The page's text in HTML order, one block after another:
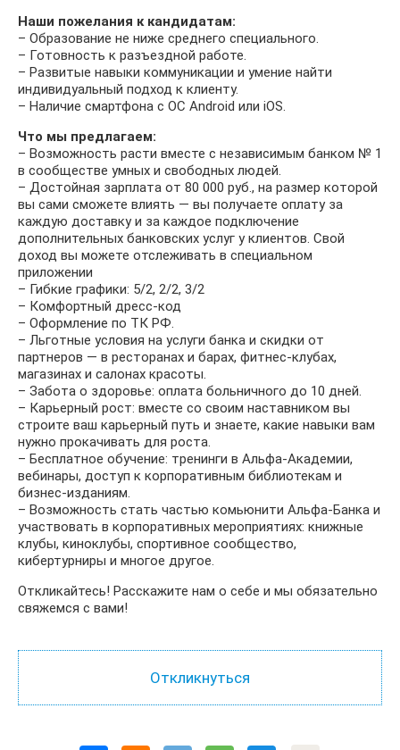
Наши пожелания к кандидатам:
– Образование не ниже среднего специального.
– Готовность к разъездной работе.
– Развитые навыки коммуникации и умение найти
индивидуальный подход к клиенту.
– Наличие смартфона с ОС Android или iOS.
Что мы предлагаем:
– Возможность расти вместе с независимым банком № 1
в сообществе умных и свободных людей.
– Достойная зарплата от 80 000 руб., на размер которой
вы сами сможете влиять — вы получаете оплату за
каждую доставку и за каждое подключение
дополнительных банковских услуг у клиентов. Свой
доход вы можете отслеживать в специальном
приложении
– Гибкие графики: 5/2, 2/2, 3/2
– Комфортный дресс-код
– Оформление по ТК РФ.
– Льготные условия на услуги банка и скидки от
партнеров — в ресторанах и барах, фитнес-клубах,
магазинах и салонах красоты.
– Забота о здоровье: оплата больничного до 10 дней.
– Карьерный рост: вместе со своим наставником вы
строите ваш карьерный путь и знаете, какие навыки вам
нужно прокачивать для роста.
– Бесплатное обучение: тренинги в Альфа-Академии,
вебинары, доступ к корпоративным библиотекам и
бизнес-изданиям.
– Возможность стать частью комьюнити Альфа-Банка и
участвовать в корпоративных мероприятиях: книжные
клубы, киноклубы, спортивное сообщество,
кибертурниры и многое другое.
Откликайтесь! Расскажите нам о себе и мы обязательно
свяжемся с вами!